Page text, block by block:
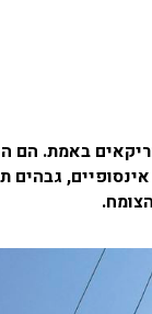
באמת. הם
אינסופיים,